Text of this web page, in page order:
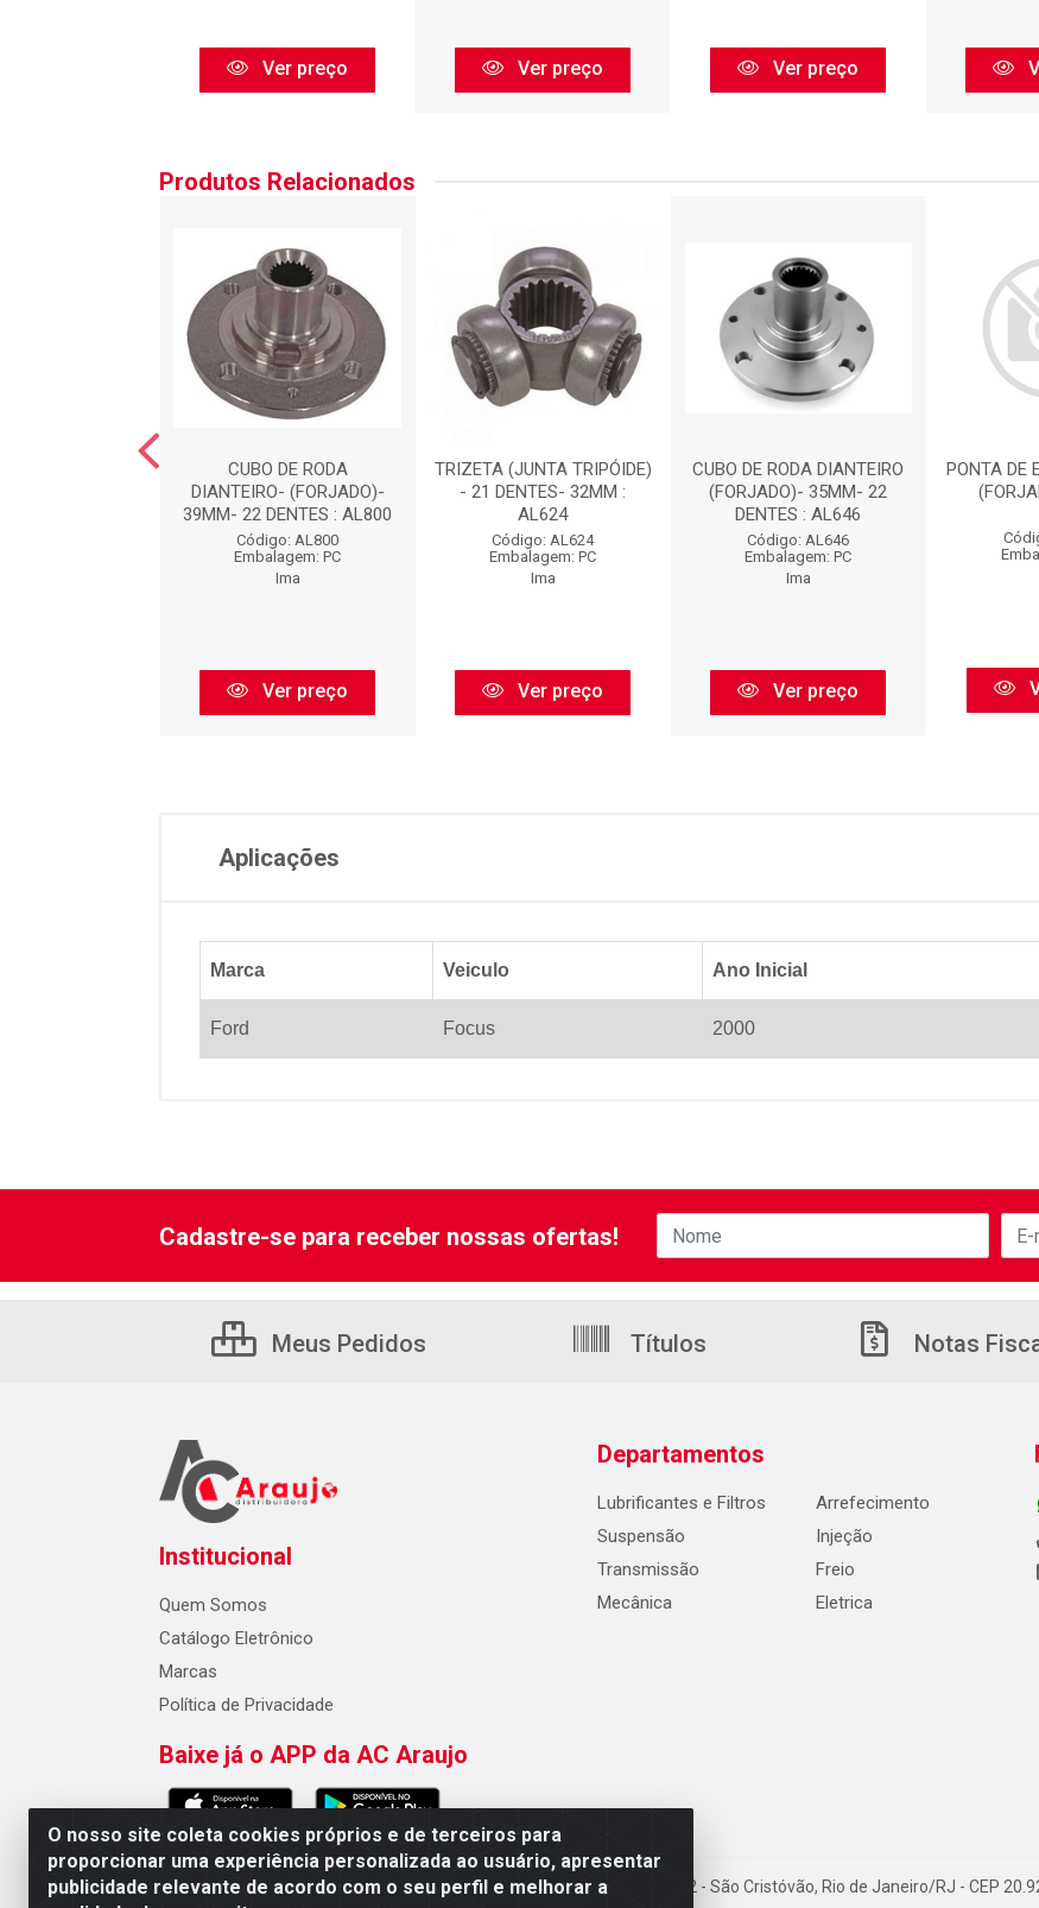
Ver preço Ver preço Ver preço
Produtos Relacionados
CUBO DE RODA
DIANTEIRO- (FORJADO)-
39MM- 22 DENTES : AL800
Código: AL800
Embalagem: PC
Ima
Ver preço
TRIZETA (JUNTA TRIPÓIDE)
- 21 DENTES- 32MM :
AL624
Código: AL624
Embalagem: PC
Ima
Ver preço
CUBO DE RODA DIANTEIRO
(FORJADO)- 35MM- 22
DENTES : AL646
Código: AL646
Embalagem: PC
Ima
Ver preço
PONTA DE
Aplicações
Marca Veiculo Ano Inicial
Ford Focus 2000
O nosso site coleta cookies próprios e de terceiros para
proporcionar uma experiência personalizada ao usuário, apresentar
publicidade relevante de acordo com o seu perfil e melhorar a
Cadastre-se para receber nossas ofertas!
Meus Pedidos Títulos Notas
Institucional
Quem Somos
Catálogo Eletrônico
Marcas
Política de Privacidade
Baixe já o APP da AC Araujo
Departamentos
Lubrificantes e Filtros
Suspensão
Transmissão
Mecânica
Arrefecimento
Injeção
Freio
Eletrica
AC Araujo Distribuidora - Rua Carneiro de Campos, 42 - São Cristóvão, Rio de Janeiro/RJ - CEP